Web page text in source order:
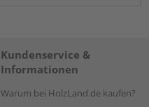
Kundenservice &
Informationen
Warum bei HolzLand.de kaufen?